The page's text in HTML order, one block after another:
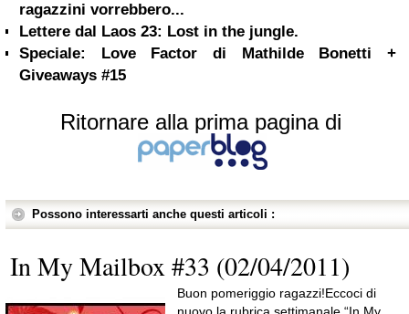
ragazzini vorrebbero...
Lettere dal Laos 23: Lost in the jungle.
Speciale: Love Factor di Mathilde Bonetti +
Giveaways #15
Ritornare alla prima pagina di
Possono interessarti anche questi articoli :
In My Mailbox #33 (02/04/2011)
Buon pomeriggio ragazzi!Eccoci di